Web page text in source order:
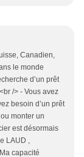
Canadien,
le monde
d’un prêt
/> - Vous avez
besoin d’un prêt
monter un
est désormais
LAUD ,
capacité